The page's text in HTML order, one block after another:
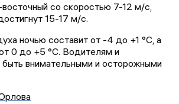
со скоростью 7-12 м/с,
15-17 м/с.
ночью составит от -4 до +1 °С, а
0 до +5 °С. Водителям и
внимательными и осторожными